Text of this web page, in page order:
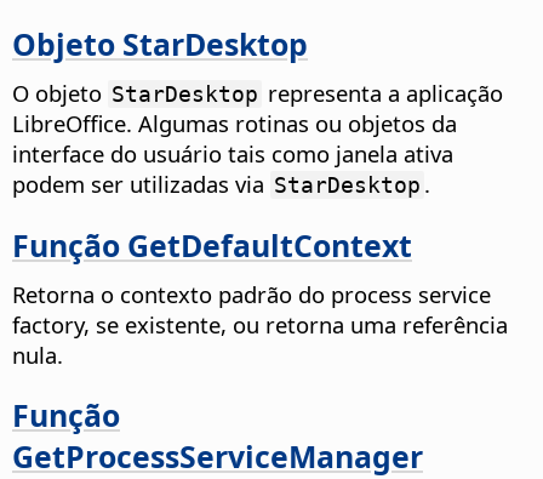
Objeto StarDesktop
O objeto StarDesktop representa a aplicação
LibreOffice. Algumas rotinas ou objetos da
interface do usuário tais como janela ativa
podem ser utilizadas via StarDesktop .
Função GetDefaultContext
Retorna o contexto padrão do process service
factory, se existente, ou retorna uma referência
nula.
Função
GetProcessServiceManager